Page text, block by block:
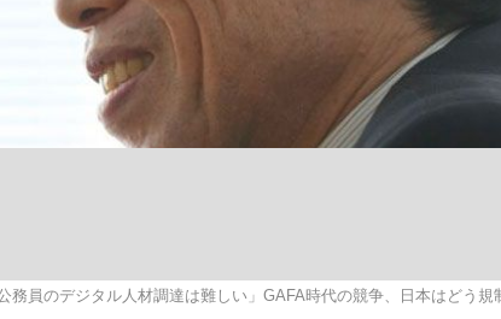
圭佑が初めて明かした日本代表監督に... 「最
公務員のデジタル人材調達は難しい」GAFA時代の競争、日本はどう規